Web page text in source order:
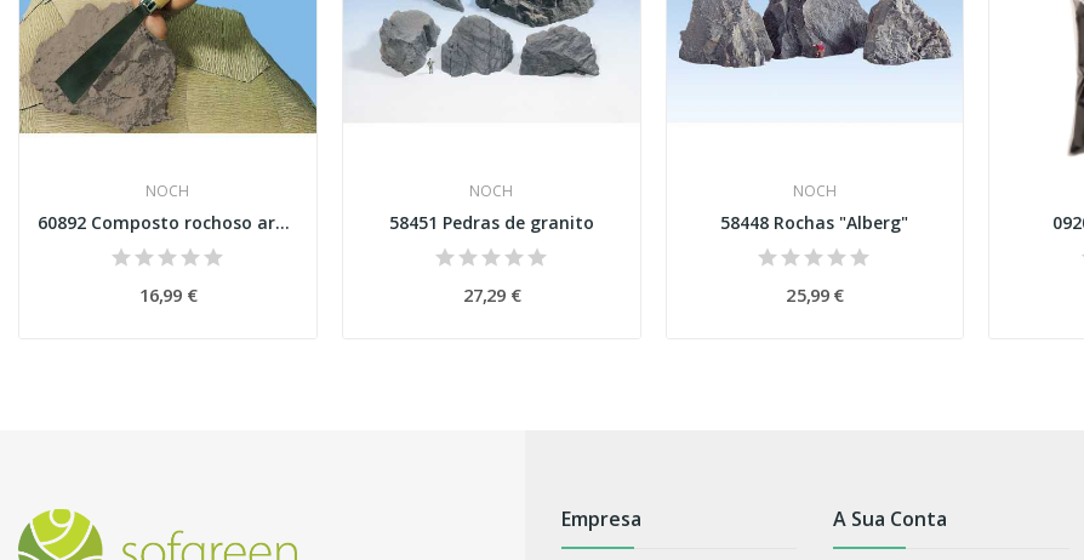
NOCH
60892 Composto rochoso arenito XL (castanho)
16,99 €
NOCH
58451 Pedras de granito
27,29 €
NOCH
58448 Rochas "Alberg"
25,99 €
Empresa A Sua Conta